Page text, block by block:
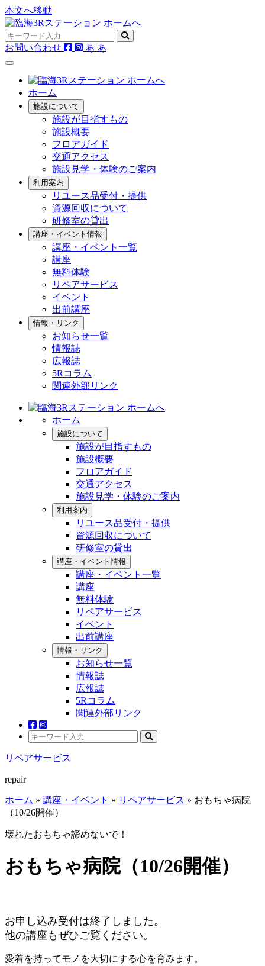
本文へ移動
お問い合わせ あ あ
ホーム
施設について
施設が目指すもの
施設概要
フロアガイド
交通アクセス
施設見学・体験のご案内
利用案内
リユース品受付・提供
資源回収について
研修室の貸出
講座・イベント情報
講座・イベント一覧
講座
無料体験
リペアサービス
イベント
出前講座
情報・リンク
お知らせ一覧
情報誌
広報誌
5Rコラム
関連外部リンク
ホーム
施設について
施設が目指すもの
施設概要
フロアガイド
交通アクセス
施設見学・体験のご案内
利用案内
リユース品受付・提供
資源回収について
研修室の貸出
講座・イベント情報
講座・イベント一覧
講座
無料体験
リペアサービス
イベント
出前講座
情報・リンク
お知らせ一覧
情報誌
広報誌
5Rコラム
関連外部リンク
リペアサービス
repair
ホーム » 講座・イベント » リペアサービス » おもちゃ病院
（10/26開催）
壊れたおもちゃ諦めないで！
おもちゃ病院（10/26開催）
お申し込み受付は終了しました。
他の講座もぜひご覧ください。
愛着を持ってモノを大切にする心を育みます。